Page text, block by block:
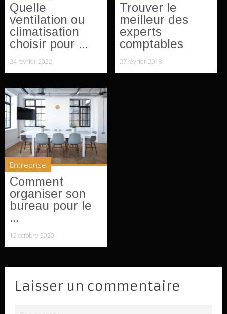
Quelle
ventilation ou
climatisation
choisir pour ...
24 février 2022
Trouver le
meilleur des
experts
comptables
27 février 2018
Entreprise
Comment
organiser son
bureau pour le
...
12 octobre 2020
Laisser un commentaire